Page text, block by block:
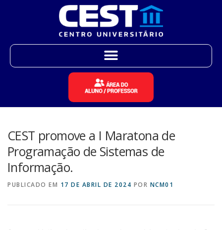
CEST promove a I Maratona de
Programação de Sistemas de
Informação.
PUBLICADO EM 17 DE ABRIL DE 2024 POR NCM01